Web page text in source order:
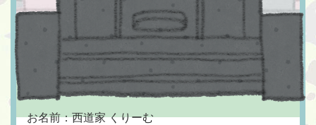
お名前：西道家 くりーむ